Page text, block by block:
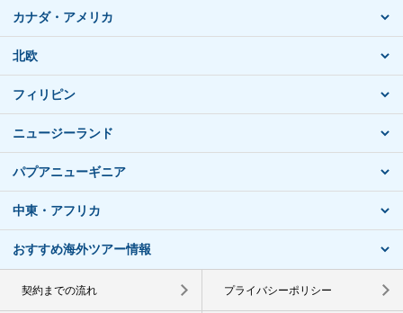
カナダ・アメリカ
北欧
フィリピン
ニュージーランド
パプアニューギニア
中東・アフリカ
おすすめ海外ツアー情報
契約までの流れ プライバシーポリシー